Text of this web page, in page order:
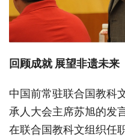
回顾成就 展望非遗未来
中国前常驻联合国教科
承人大会主席苏旭的发
在联合国教科文组织任